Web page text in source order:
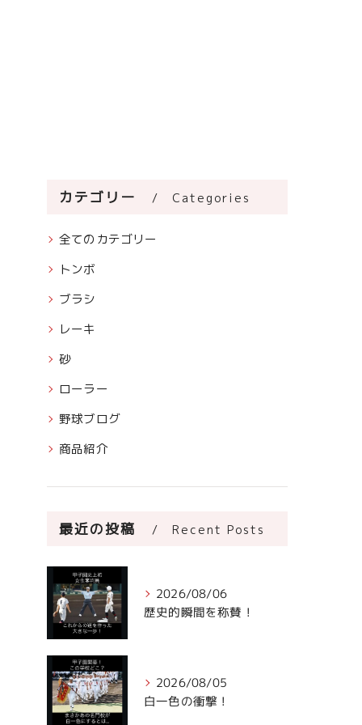
カテゴリー Categories
全てのカテゴリー
トンボ
ブラシ
レーキ
砂
ローラー
野球ブログ
商品紹介
最近の投稿 Recent Posts
2026/08/06
歴史的瞬間を称賛！
2026/08/05
白一色の衝撃！